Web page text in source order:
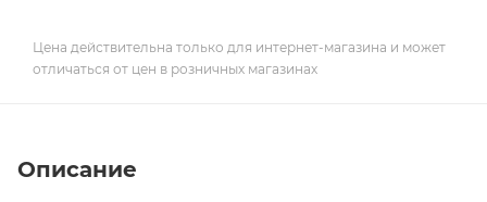
Цена действительна только для интернет-магазина и может
отличаться от цен в розничных магазинах
Описание